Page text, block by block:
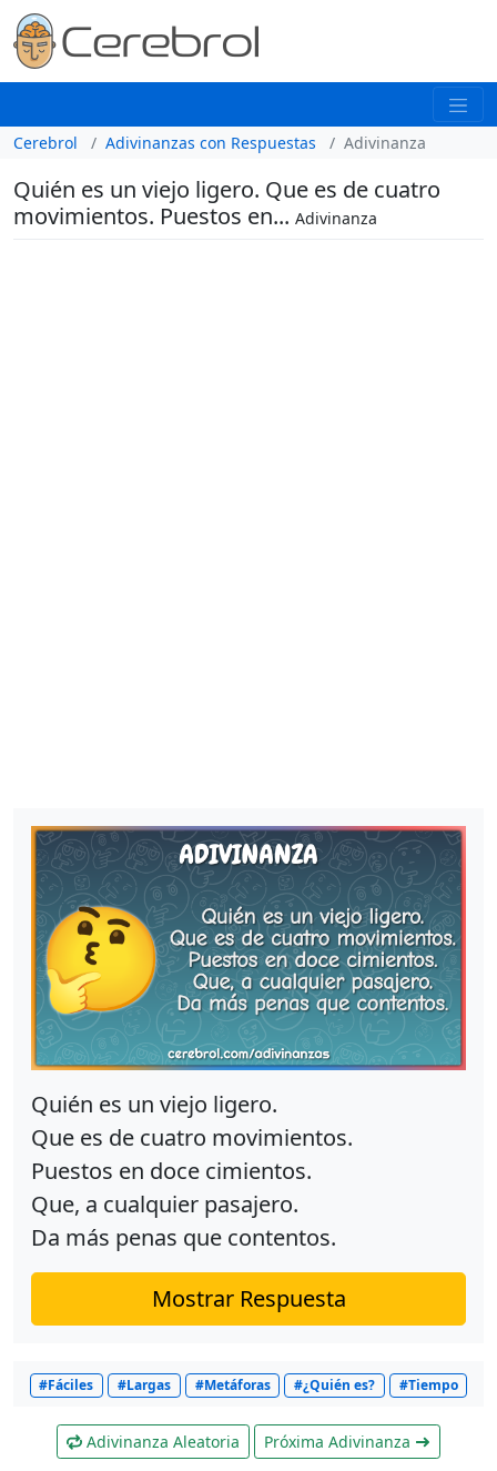
Cerebrol Adivinanzas con Respuestas Adivinanza
Quién es un viejo ligero. Que es de cuatro
movimientos. Puestos en... Adivinanza
Quién es un viejo ligero.
Que es de cuatro movimientos.
Puestos en doce cimientos.
Que, a cualquier pasajero.
Da más penas que contentos.
Mostrar Respuesta
#Fáciles #Largas #Metáforas #¿Quién es? #Tiempo
Adivinanza Aleatoria Próxima Adivinanza